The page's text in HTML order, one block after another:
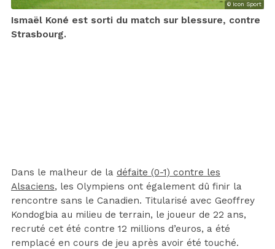
© Icon Sport
Ismaël Koné est sorti du match sur blessure, contre
Strasbourg.
Dans le malheur de la défaite (0-1) contre les
Alsaciens, les Olympiens ont également dû finir la
rencontre sans le Canadien. Titularisé avec Geoffrey
Kondogbia au milieu de terrain, le joueur de 22 ans,
recruté cet été contre 12 millions d’euros, a été
remplacé en cours de jeu après avoir été touché.